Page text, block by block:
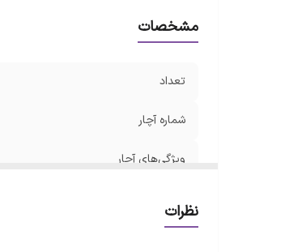
مشخصات
تعداد
شماره آچار
ویژگی‌های آچار
نظرات